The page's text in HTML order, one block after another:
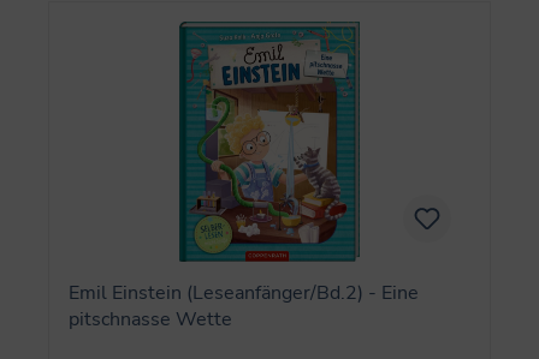
Emil Einstein (Leseanfänger/Bd.2) - Eine
pitschnasse Wette